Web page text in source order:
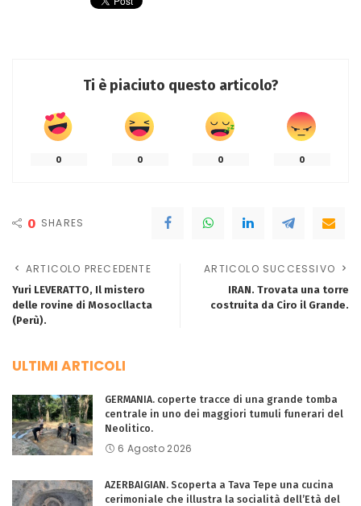
Ti è piaciuto questo articolo?
0 0 0 0
0 SHARES
ARTICOLO PRECEDENTE
Yuri LEVERATTO, Il mistero
delle rovine di Mosocllacta
(Perù).
ARTICOLO SUCCESSIVO
IRAN. Trovata una torre
costruita da Ciro il Grande.
ULTIMI ARTICOLI
GERMANIA. coperte tracce di una grande tomba
centrale in uno dei maggiori tumuli funerari del
Neolitico.
6 Agosto 2026
AZERBAIGIAN. Scoperta a Tava Tepe una cucina
cerimoniale che illustra la socialità dell’Età del